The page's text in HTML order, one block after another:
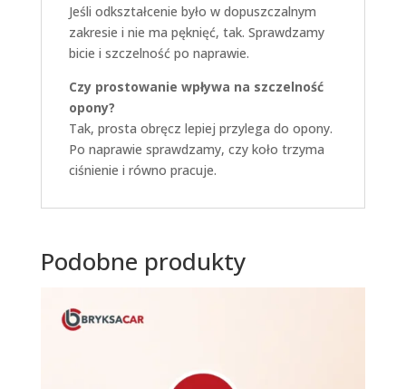
Jeśli odkształcenie było w dopuszczalnym
zakresie i nie ma pęknięć, tak. Sprawdzamy
bicie i szczelność po naprawie.
Czy prostowanie wpływa na szczelność
opony?
Tak, prosta obręcz lepiej przylega do opony.
Po naprawie sprawdzamy, czy koło trzyma
ciśnienie i równo pracuje.
Podobne produkty